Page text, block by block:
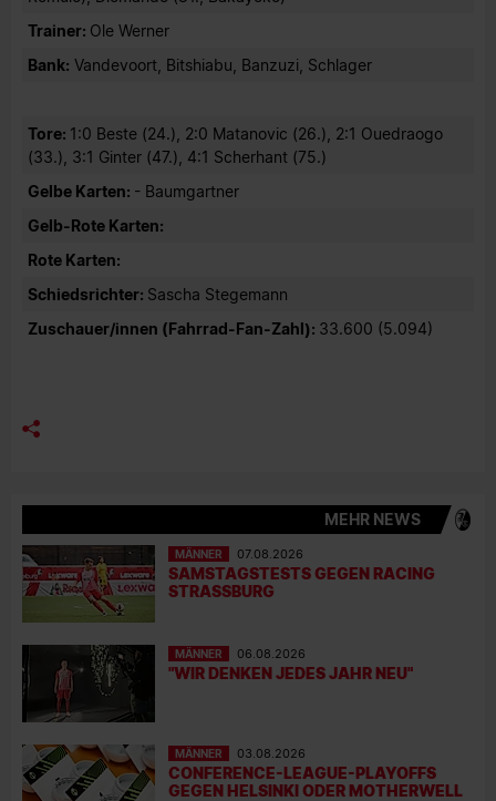
Trainer: Ole Werner
Bank: Vandevoort, Bitshiabu, Banzuzi, Schlager
Tore: 1:0 Beste (24.), 2:0 Matanovic (26.), 2:1 Ouedraogo
(33.), 3:1 Ginter (47.), 4:1 Scherhant (75.)
Gelbe Karten: - Baumgartner
Gelb-Rote Karten:
Rote Karten:
Schiedsrichter: Sascha Stegemann
Zuschauer/innen (Fahrrad-Fan-Zahl): 33.600 (5.094)
MEHR NEWS
MÄNNER 07.08.2026
SAMSTAGSTESTS GEGEN RACING
STRASSBURG
MÄNNER 06.08.2026
"WIR DENKEN JEDES JAHR NEU"
MÄNNER 03.08.2026
CONFERENCE-LEAGUE-PLAYOFFS
GEGEN HELSINKI ODER MOTHERWELL